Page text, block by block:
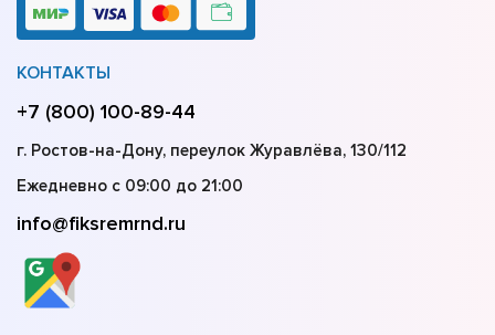
КОНТАКТЫ
+7 (800) 100-89-44
г. Ростов-на-Дону, переулок Журавлёва, 130/112
Ежедневно с 09:00 до 21:00
info@fiksremrnd.ru